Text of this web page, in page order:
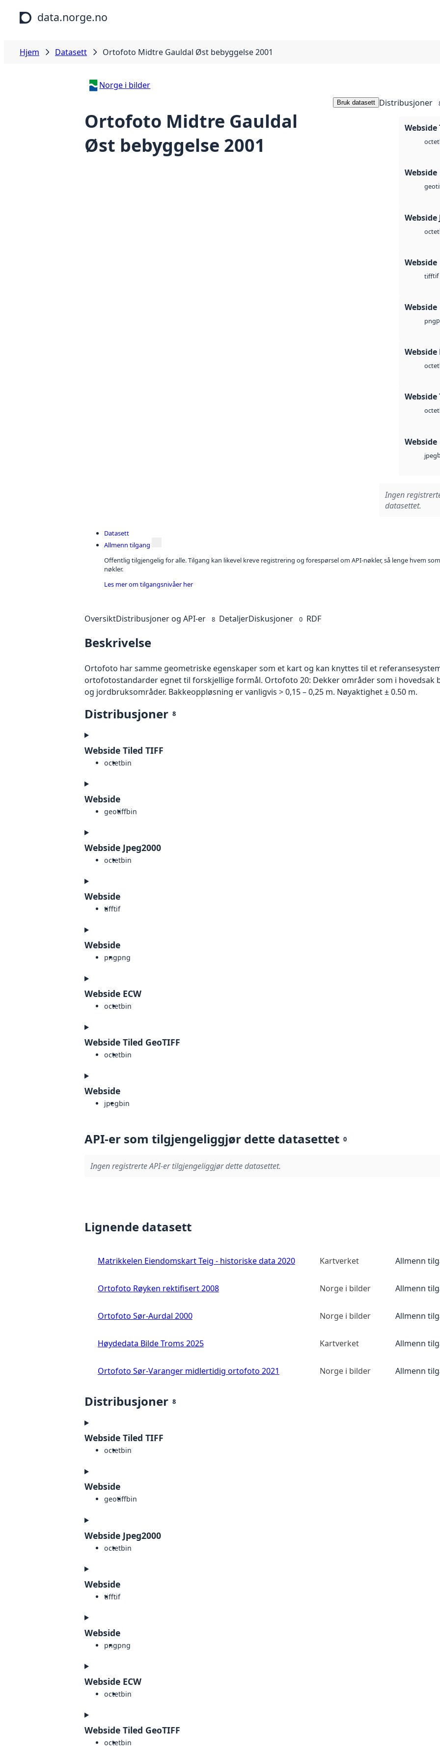
Hopp til hovedinnhold
data.norge.no
Hjem Datasett Ortofoto Midtre Gauldal Øst bebyggelse 2001
Norge i bilder
Ortofoto Midtre Gauldal
Øst bebyggelse 2001
Bruk datasett Distribusjoner
Webside
octet
Webside
Webside
octet
Webside
tifftif
Webside
png
Webside
octet
Webside
octet
Webside
jpeg
Ingen
datasettet.
Datasett
Allmenn tilgang
Offentlig tilgjengelig for alle. Tilgang kan likevel kreve registrering og forespørsel om API-nøkler, så lenge hvem
nøkler.
Les mer om tilgangsnivåer her
OversiktDistribusjoner og API-er 8 DetaljerDiskusjoner 0 RDF
Beskrivelse
Ortofoto har samme geometriske egenskaper som et kart og kan knyttes til et
ortofotostandarder egnet til forskjellige formål. Ortofoto 20: Dekker områder som i hovedsak
og jordbruksområder. Bakkeoppløsning er vanligvis > 0,15 – 0,25 m. Nøyaktighet ± 0.50 m.
Distribusjoner 8
Webside Tiled TIFF
octetbin
Webside
geotiffbin
Webside Jpeg2000
octetbin
Webside
tifftif
Webside
pngpng
Webside ECW
octetbin
Webside Tiled GeoTIFF
octetbin
Webside
jpegbin
API-er som tilgjengeliggjør dette datasettet 0
Ingen registrerte API-er tilgjengeliggjør dette datasettet.
Lignende datasett
Matrikkelen Eiendomskart Teig - historiske data 2020 Kartverket Allmenn
Ortofoto Røyken rektifisert 2008 Norge i bilder Allmenn
Ortofoto Sør-Aurdal 2000 Norge i bilder Allmenn
Høydedata Bilde Troms 2025 Kartverket Allmenn
Ortofoto Sør-Varanger midlertidig ortofoto 2021 Norge i bilder Allmenn
Distribusjoner 8
Webside Tiled TIFF
octetbin
Webside
geotiffbin
Webside Jpeg2000
octetbin
Webside
tifftif
Webside
pngpng
Webside ECW
octetbin
Webside Tiled GeoTIFF
octetbin